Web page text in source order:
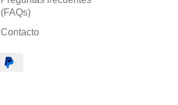
(FAQs)
Contacto